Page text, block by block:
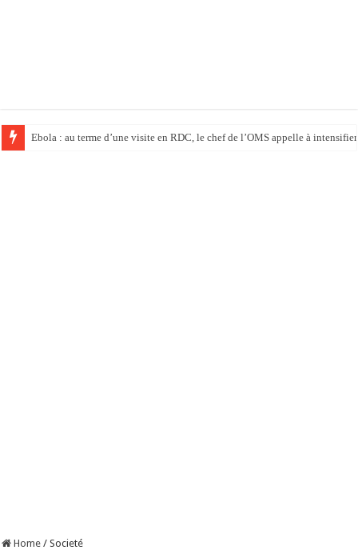
Ebola : au terme d’une visite en RDC, le chef de l’OMS appelle à
Home / Societé